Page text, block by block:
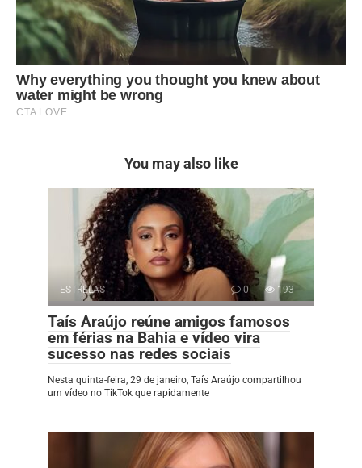
You may also like
ESTRELAS 0 193
Taís Araújo reúne amigos famosos
em férias na Bahia e vídeo vira
sucesso nas redes sociais
Nesta quinta-feira, 29 de janeiro, Taís Araújo compartilhou
um vídeo no TikTok que rapidamente